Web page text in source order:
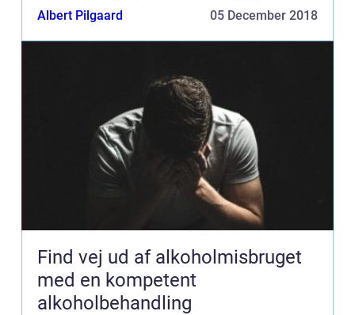
Hvis du bor i eller i nærheden af Ringsted, bør du
Albert Pilgaard 05 December 2018
Find vej ud af alkoholmisbruget
med en kompetent
alkoholbehandling